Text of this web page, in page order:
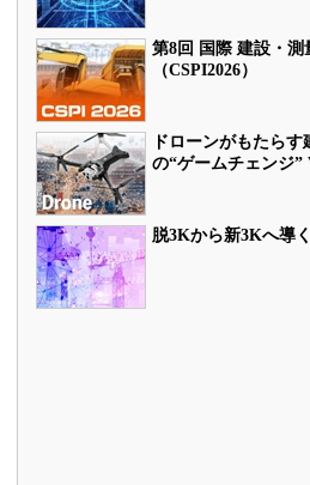
第8回 国際 建設・測
（CSPI2026）
ドローンがもたらす
の“ゲームチェンジ”
脱3Kから新3Kへ導